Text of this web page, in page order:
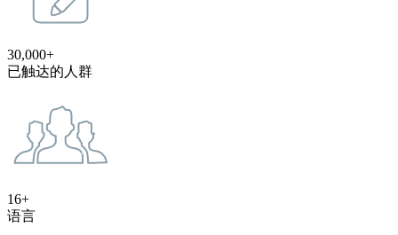
30,000+
已触达的人群
16+
语言